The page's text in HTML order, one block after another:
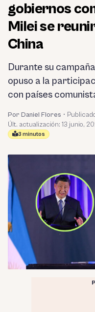
gobiernos
Milei se
China
Durante su
opuso a la
con países
Por Daniel Flores •
Últ. actualización: 13 junio,
3 minutos